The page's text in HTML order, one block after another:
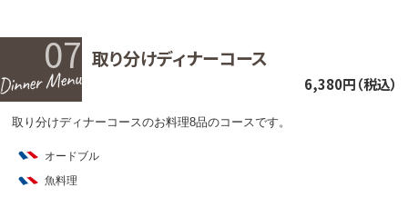
07 取り分けディナーコース
6,380円（税込）
取り分けディナーコースのお料理8品のコースです。
オードブル
魚料理